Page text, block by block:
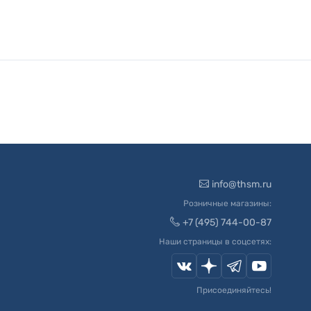
info@thsm.ru
Розничные магазины:
+7 (495) 744-00-87
Наши страницы в соцсетях:
Присоединяйтесь!